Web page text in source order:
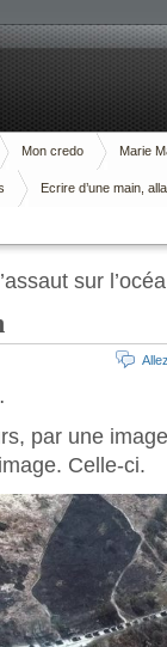
Mon credo Marie
Ecrire d’une main,
sur
par une
image. Celle-ci.